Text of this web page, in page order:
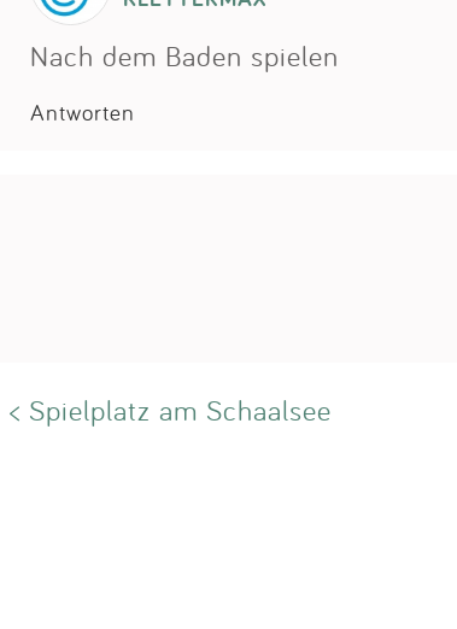
Nach dem Baden spielen
Antworten
< Spielplatz am Schaalsee